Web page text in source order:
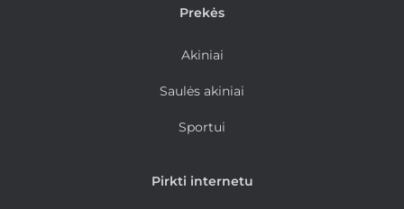
Prekės
Akiniai
Saulės akiniai
Sportui
Pirkti internetu